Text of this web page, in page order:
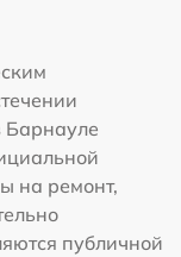
Барнауле
на ремонт,
публичной